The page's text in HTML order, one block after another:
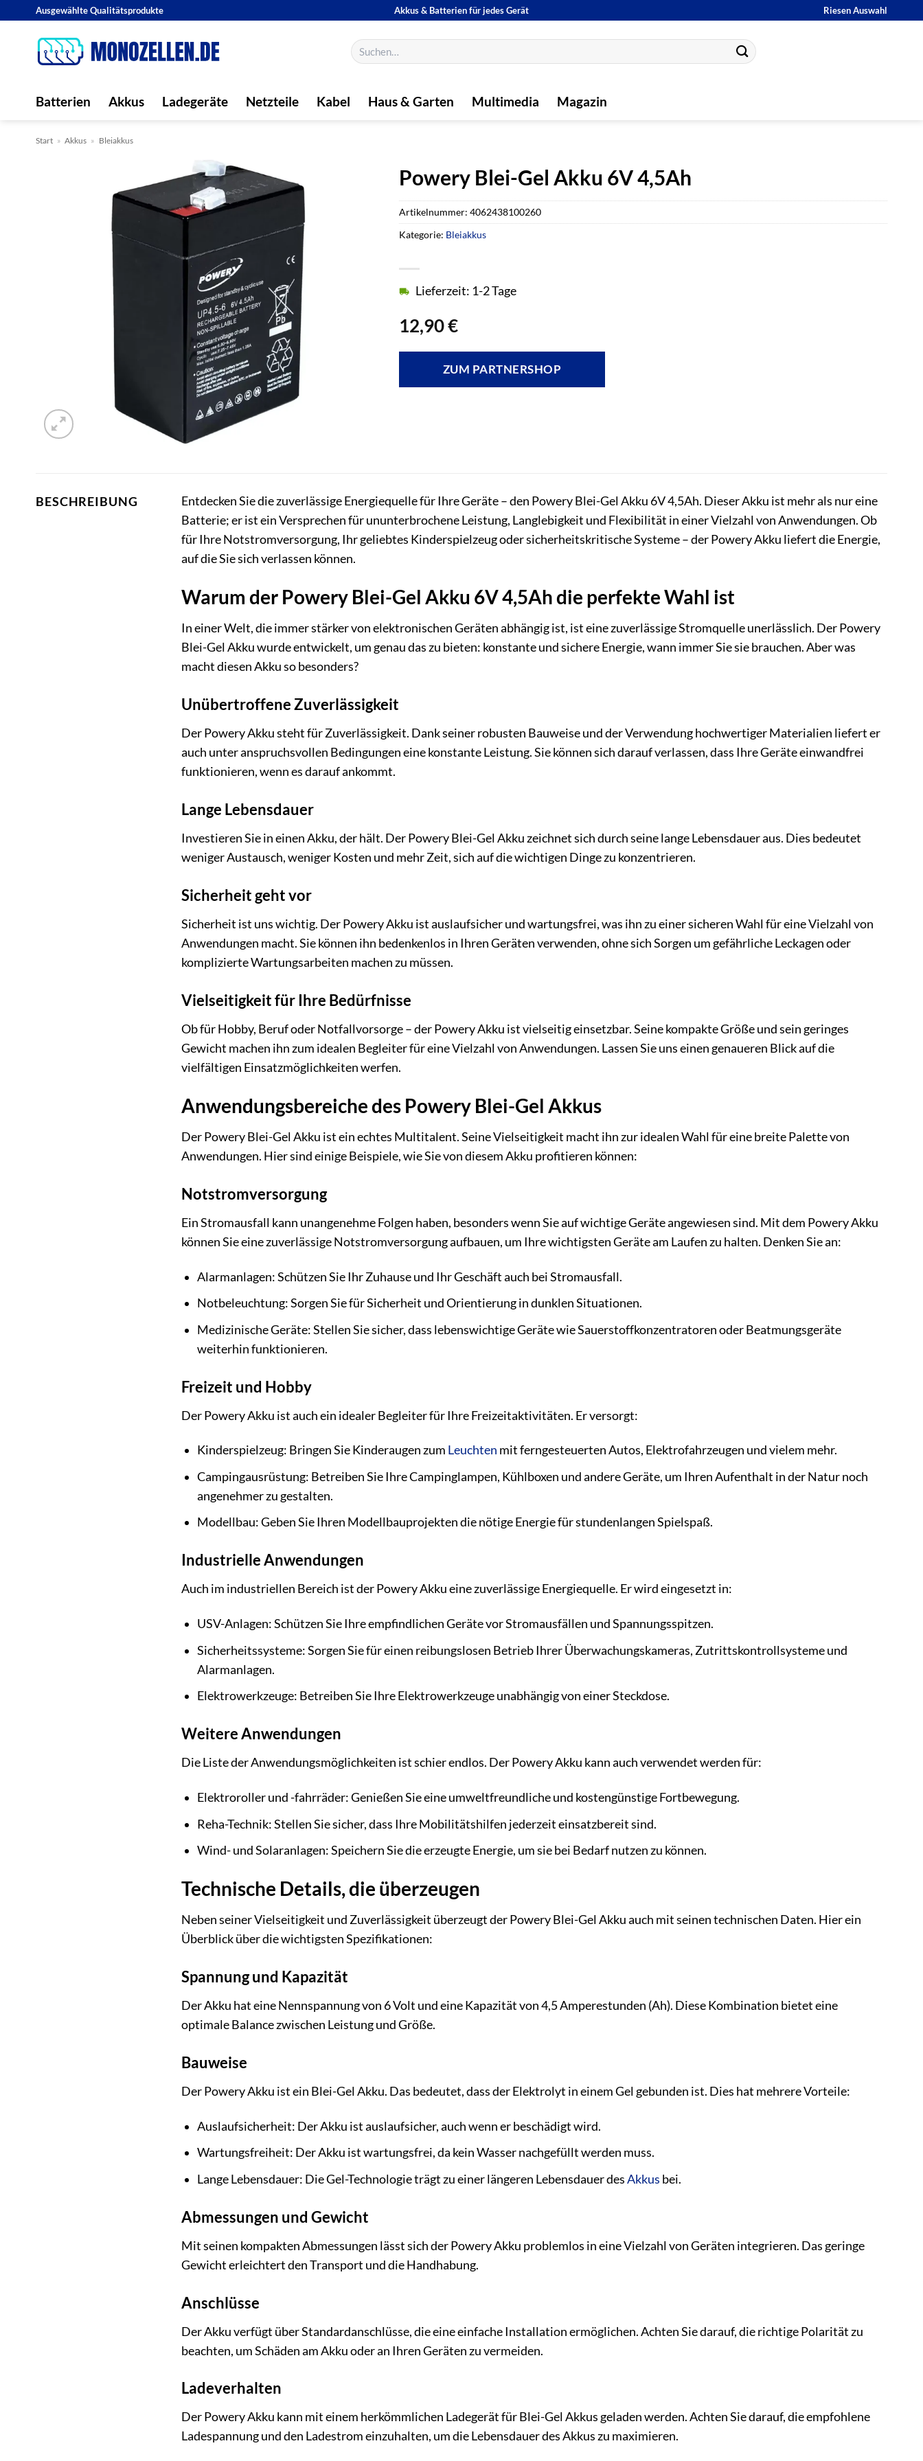
springen
Ausgewählte Qualitätsprodukte Akkus & Batterien für jedes Gerät Riesen Auswahl
Suchen
nach:
Batterien Akkus Ladegeräte Netzteile Kabel Haus & Garten Multimedia Magazin
Start » Akkus » Bleiakkus
Powery Blei-Gel Akku 6V 4,5Ah
12,90€
Lieferzeit: 1-2 Tage
ZUM PARTNERSHOP
Artikelnummer:4062438100260
Kategorie: Bleiakkus
BESCHREIBUNG
Entdecken Sie die zuverlässige Energiequelle für Ihre Geräte – den Powery Blei-Gel Akku 6V 4,5Ah. Dieser Akku ist mehr als nur eine
Batterie; er ist ein Versprechen für ununterbrochene Leistung, Langlebigkeit und Flexibilität in einer Vielzahl von Anwendungen. Ob
für Ihre Notstromversorgung, Ihr geliebtes Kinderspielzeug oder sicherheitskritische Systeme – der Powery Akku liefert die Energie,
auf die Sie sich verlassen können.
Warum der Powery Blei-Gel Akku 6V 4,5Ah die perfekte Wahl ist
In einer Welt, die immer stärker von elektronischen Geräten abhängig ist, ist eine zuverlässige Stromquelle unerlässlich. Der Powery
Blei-Gel Akku wurde entwickelt, um genau das zu bieten: konstante und sichere Energie, wann immer Sie sie brauchen. Aber was
macht diesen Akku so besonders?
Unübertroffene Zuverlässigkeit
Der Powery Akku steht für Zuverlässigkeit. Dank seiner robusten Bauweise und der Verwendung hochwertiger Materialien liefert er
auch unter anspruchsvollen Bedingungen eine konstante Leistung. Sie können sich darauf verlassen, dass Ihre Geräte einwandfrei
funktionieren, wenn es darauf ankommt.
Lange Lebensdauer
Investieren Sie in einen Akku, der hält. Der Powery Blei-Gel Akku zeichnet sich durch seine lange Lebensdauer aus. Dies bedeutet
weniger Austausch, weniger Kosten und mehr Zeit, sich auf die wichtigen Dinge zu konzentrieren.
Sicherheit geht vor
Sicherheit ist uns wichtig. Der Powery Akku ist auslaufsicher und wartungsfrei, was ihn zu einer sicheren Wahl für eine Vielzahl von
Anwendungen macht. Sie können ihn bedenkenlos in Ihren Geräten verwenden, ohne sich Sorgen um gefährliche Leckagen oder
komplizierte Wartungsarbeiten machen zu müssen.
Vielseitigkeit für Ihre Bedürfnisse
Ob für Hobby, Beruf oder Notfallvorsorge – der Powery Akku ist vielseitig einsetzbar. Seine kompakte Größe und sein geringes
Gewicht machen ihn zum idealen Begleiter für eine Vielzahl von Anwendungen. Lassen Sie uns einen genaueren Blick auf die
vielfältigen Einsatzmöglichkeiten werfen.
Anwendungsbereiche des Powery Blei-Gel Akkus
Der Powery Blei-Gel Akku ist ein echtes Multitalent. Seine Vielseitigkeit macht ihn zur idealen Wahl für eine breite Palette von
Anwendungen. Hier sind einige Beispiele, wie Sie von diesem Akku profitieren können:
Notstromversorgung
Ein Stromausfall kann unangenehme Folgen haben, besonders wenn Sie auf wichtige Geräte angewiesen sind. Mit dem Powery Akku
können Sie eine zuverlässige Notstromversorgung aufbauen, um Ihre wichtigsten Geräte am Laufen zu halten. Denken Sie an:
Alarmanlagen: Schützen Sie Ihr Zuhause und Ihr Geschäft auch bei Stromausfall.
Notbeleuchtung: Sorgen Sie für Sicherheit und Orientierung in dunklen Situationen.
Medizinische Geräte: Stellen Sie sicher, dass lebenswichtige Geräte wie Sauerstoffkonzentratoren oder Beatmungsgeräte
weiterhin funktionieren.
Freizeit und Hobby
Der Powery Akku ist auch ein idealer Begleiter für Ihre Freizeitaktivitäten. Er versorgt:
Kinderspielzeug: Bringen Sie Kinderaugen zum Leuchten mit ferngesteuerten Autos, Elektrofahrzeugen und vielem mehr.
Campingausrüstung: Betreiben Sie Ihre Campinglampen, Kühlboxen und andere Geräte, um Ihren Aufenthalt in der Natur noch
angenehmer zu gestalten.
Modellbau: Geben Sie Ihren Modellbauprojekten die nötige Energie für stundenlangen Spielspaß.
Industrielle Anwendungen
Auch im industriellen Bereich ist der Powery Akku eine zuverlässige Energiequelle. Er wird eingesetzt in:
USV-Anlagen: Schützen Sie Ihre empfindlichen Geräte vor Stromausfällen und Spannungsspitzen.
Sicherheitssysteme: Sorgen Sie für einen reibungslosen Betrieb Ihrer Überwachungskameras, Zutrittskontrollsysteme und
Alarmanlagen.
Elektrowerkzeuge: Betreiben Sie Ihre Elektrowerkzeuge unabhängig von einer Steckdose.
Weitere Anwendungen
Die Liste der Anwendungsmöglichkeiten ist schier endlos. Der Powery Akku kann auch verwendet werden für:
Elektroroller und -fahrräder: Genießen Sie eine umweltfreundliche und kostengünstige Fortbewegung.
Reha-Technik: Stellen Sie sicher, dass Ihre Mobilitätshilfen jederzeit einsatzbereit sind.
Wind- und Solaranlagen: Speichern Sie die erzeugte Energie, um sie bei Bedarf nutzen zu können.
Technische Details, die überzeugen
Neben seiner Vielseitigkeit und Zuverlässigkeit überzeugt der Powery Blei-Gel Akku auch mit seinen technischen Daten. Hier ein
Überblick über die wichtigsten Spezifikationen:
Spannung und Kapazität
Der Akku hat eine Nennspannung von 6 Volt und eine Kapazität von 4,5 Amperestunden (Ah). Diese Kombination bietet eine
optimale Balance zwischen Leistung und Größe.
Bauweise
Der Powery Akku ist ein Blei-Gel Akku. Das bedeutet, dass der Elektrolyt in einem Gel gebunden ist. Dies hat mehrere Vorteile:
Auslaufsicherheit: Der Akku ist auslaufsicher, auch wenn er beschädigt wird.
Wartungsfreiheit: Der Akku ist wartungsfrei, da kein Wasser nachgefüllt werden muss.
Lange Lebensdauer: Die Gel-Technologie trägt zu einer längeren Lebensdauer desAkkus bei.
Abmessungen und Gewicht
Mit seinen kompakten Abmessungen lässt sich der Powery Akku problemlos in eine Vielzahl von Geräten integrieren. Das geringe
Gewicht erleichtert den Transport und die Handhabung.
Anschlüsse
Der Akku verfügt über Standardanschlüsse, die eine einfache Installation ermöglichen. Achten Sie darauf, die richtige Polarität zu
beachten, um Schäden am Akku oder an Ihren Geräten zu vermeiden.
Ladeverhalten
Der Powery Akku kann mit einem herkömmlichen Ladegerät für Blei-Gel Akkus geladen werden. Achten Sie darauf, die empfohlene
Ladespannung und den Ladestrom einzuhalten, um die Lebensdauer des Akkus zu maximieren.